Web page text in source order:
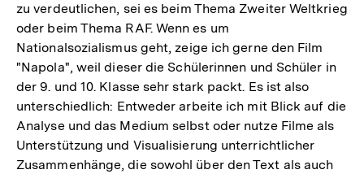
zu verdeutlichen, sei es beim Thema Zweiter Weltkrieg
oder beim Thema RAF. Wenn es um
Nationalsozialismus geht, zeige ich gerne den Film
"Napola", weil dieser die Schülerinnen und Schüler in
der 9. und 10. Klasse sehr stark packt. Es ist also
unterschiedlich: Entweder arbeite ich mit Blick auf die
Analyse und das Medium selbst oder nutze Filme als
Unterstützung und Visualisierung unterrichtlicher
Zusammenhänge, die sowohl über den Text als auch